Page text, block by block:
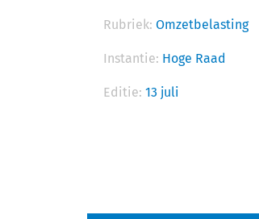
Rubriek: Omzetbelasting
Instantie: Hoge Raad
Editie: 13 juli